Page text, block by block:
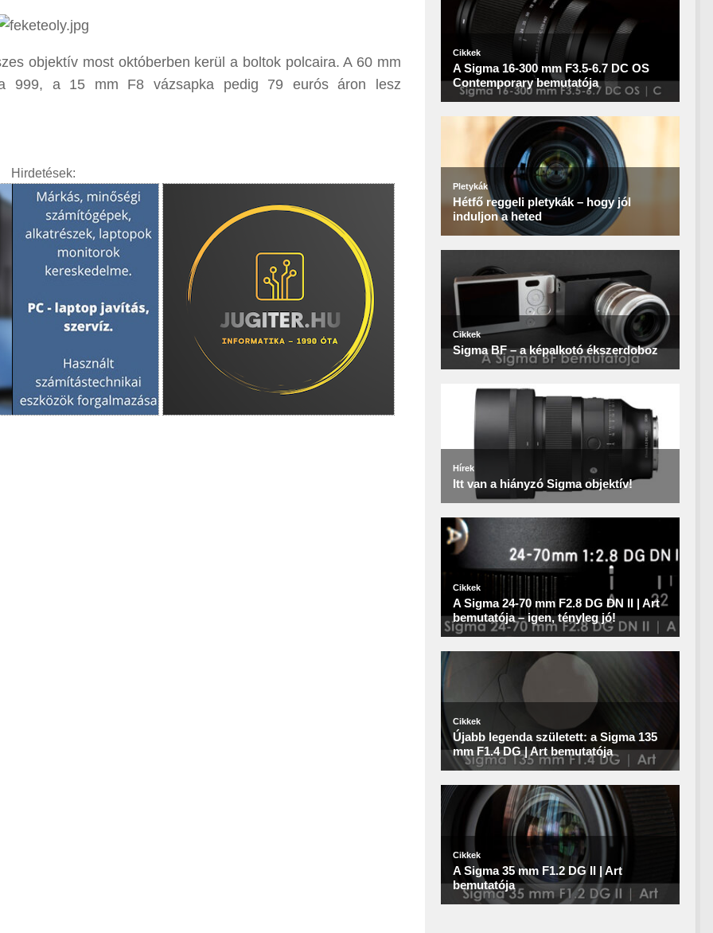
objektív most októberben kerül a boltok polcaira. A 60 mm
999, a 15 mm F8 vázsapka pedig 79 eurós áron lesz
Hirdetések: